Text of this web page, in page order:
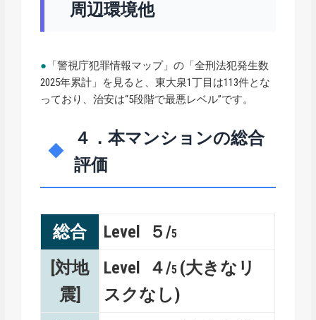
周辺環境他
● 「警視庁犯罪情報マップ」の「全刑法犯発生数
2025年累計」を見ると、東大泉1丁目は113件とな
っており、治安は“5段階で最悪レベル”です。
４．本マンションの総合
評価
総合 Level ５/5
[対地
震]
Level ４/5 (大きなリ
スクなし)